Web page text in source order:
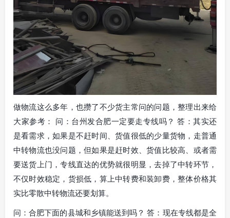
做物流这么多年，也攒了不少货主常问的问题，整理出来给
大家参考： 问：台州发合肥一定要走专线吗？ 答：其实还
是看需求，如果是不赶时间、货值很低的少量货物，走普通
中转物流也没问题，但如果是赶时效、货值比较高、或者需
要送货上门，专线直达的优势就很明显，去掉了中转环节，
不仅时效稳定，货损低，算上中转费和装卸费，整体价格其
实比零散中转物流还要划算。
问：合肥下面的县城和乡镇能送到吗？ 答：现在专线都是全